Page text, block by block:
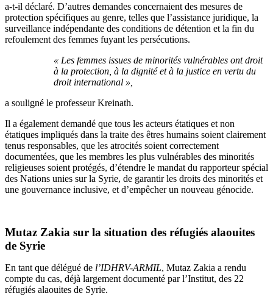
a-t-il déclaré. D’autres demandes concernaient des mesures de
protection spécifiques au genre, telles que l’assistance juridique, la
surveillance indépendante des conditions de détention et la fin du
refoulement des femmes fuyant les persécutions.
« Les femmes issues de minorités vulnérables ont droit
à la protection, à la dignité et à la justice en vertu du
droit international »,
a souligné le professeur Kreinath.
Il a également demandé que tous les acteurs étatiques et non
étatiques impliqués dans la traite des êtres humains soient clairement
tenus responsables, que les atrocités soient correctement
documentées, que les membres les plus vulnérables des minorités
religieuses soient protégés, d’étendre le mandat du rapporteur spécial
des Nations unies sur la Syrie, de garantir les droits des minorités et
une gouvernance inclusive, et d’empêcher un nouveau génocide.
Mutaz Zakia sur la situation des réfugiés alaouites
de Syrie
En tant que délégué de l’IDHRV-ARMIL, Mutaz Zakia a rendu
compte du cas, déjà largement documenté par l’Institut, des 22
réfugiés alaouites de Syrie.